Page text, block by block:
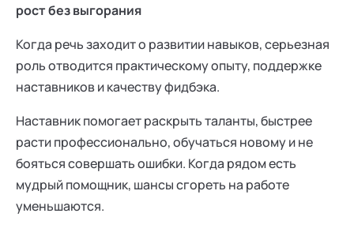
рост без выгорания
Когда речь заходит о развитии навыков, серьезная
роль отводится практическому опыту, поддержке
наставников и качеству фидбэка.
Наставник помогает раскрыть таланты, быстрее
расти профессионально, обучаться новому и не
бояться совершать ошибки. Когда рядом есть
мудрый помощник, шансы сгореть на работе
уменьшаются.